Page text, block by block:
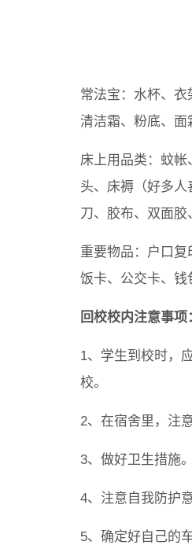
常法宝：水杯、衣
清洁霜、粉底、面
床上用品类：蚊
头、床褥（好多
刀、胶布、双面胶
重要物品：户口复
饭卡、公交卡、钱
回校校内注意事项
1、学生到校时，
校。
2、在宿舍里，注
3、做好卫生措施
4、注意自我防护
5、确定好自己的